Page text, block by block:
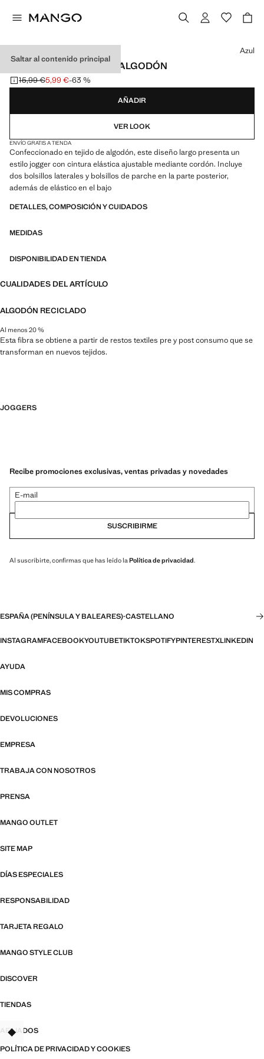
Saltar al contenido principal
PANTALONES JOGGER ALGODÓN
Precio inicial tachado [15,99 € ]
15,99 €
Precio actual [5,99 € ]
5,99 €-63 %
Selecciona un color
Azul
AÑADIR
VER LOOK
ENVÍO GRATIS A TIENDA
Confeccionado en tejido de algodón, este diseño largo presenta un
estilo jogger con cintura elástica ajustable mediante cordón. Incluye
dos bolsillos laterales y bolsillos de parche en la parte posterior,
además de elástico en el bajo
DETALLES, COMPOSICIÓN Y CUIDADOS
MEDIDAS
DISPONIBILIDAD EN TIENDA
CUALIDADES DEL ARTÍCULO
ALGODÓN RECICLADO
Al menos 20 %
Esta fibra se obtiene a partir de restos textiles pre y post consumo que se
transforman en nuevos tejidos.
JOGGERS
Recibe promociones exclusivas, ventas privadas y novedades
E-mail
SUSCRIBIRME
Al suscribirte, confirmas que has leído laPolítica de privacidad.
ESPAÑA (PENÍNSULA Y BALEARES)·CASTELLANO
INSTAGRAMFACEBOOKYOUTUBETIKTOKSPOTIFYPINTERESTXLINKEDIN
AYUDA
MIS COMPRAS
DEVOLUCIONES
EMPRESA
TRABAJA CON NOSOTROS
PRENSA
MANGO OUTLET
SITE MAP
DÍAS ESPECIALES
RESPONSABILIDAD
TARJETA REGALO
MANGO STYLE CLUB
DISCOVER
TIENDAS
AFILIADOS
POLÍTICA DE PRIVACIDAD Y COOKIES